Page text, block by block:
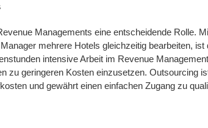
Managements eine entscheidende Rolle.
mehrere Hotels gleichzeitig bearbeiten,
intensive Arbeit im Revenue
zu geringeren Kosten einzusetzen. Outsourcing
und gewährt einen einfachen Zugang zu